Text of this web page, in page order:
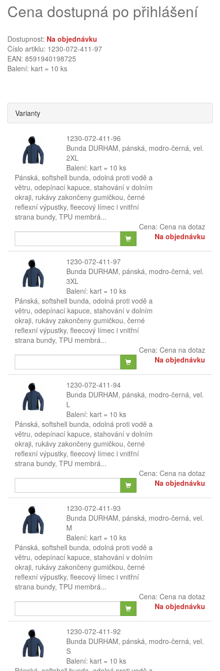
Cena dostupná po přihlášení
Dostupnost: Na objednávku
Číslo artiklu: 1230-072-411-97
EAN: 8591940198725
Balení: kart = 10 ks
Varianty
1230-072-411-96
Bunda DURHAM, pánská, modro-černá, vel.
2XL
Balení: kart = 10 ks
Pánská, softshell bunda, odolná proti vodě a
větru, odepínací kapuce, stahování v dolním
okraji, rukávy zakončeny gumičkou, černé
reflexní výpustky, fleecový límec i vnitřní
strana bundy, TPU membrá...
Cena: Cena na dotaz
Na objednávku
1230-072-411-97
Bunda DURHAM, pánská, modro-černá, vel.
3XL
Balení: kart = 10 ks
Pánská, softshell bunda, odolná proti vodě a
větru, odepínací kapuce, stahování v dolním
okraji, rukávy zakončeny gumičkou, černé
reflexní výpustky, fleecový límec i vnitřní
strana bundy, TPU membrá...
Cena: Cena na dotaz
Na objednávku
1230-072-411-94
Bunda DURHAM, pánská, modro-černá, vel.
L
Balení: kart = 10 ks
Pánská, softshell bunda, odolná proti vodě a
větru, odepínací kapuce, stahování v dolním
okraji, rukávy zakončeny gumičkou, černé
reflexní výpustky, fleecový límec i vnitřní
strana bundy, TPU membrá...
Cena: Cena na dotaz
Na objednávku
1230-072-411-93
Bunda DURHAM, pánská, modro-černá, vel.
M
Balení: kart = 10 ks
Pánská, softshell bunda, odolná proti vodě a
větru, odepínací kapuce, stahování v dolním
okraji, rukávy zakončeny gumičkou, černé
reflexní výpustky, fleecový límec i vnitřní
strana bundy, TPU membrá...
Cena: Cena na dotaz
Na objednávku
1230-072-411-92
Bunda DURHAM, pánská, modro-černá, vel.
S
Balení: kart = 10 ks